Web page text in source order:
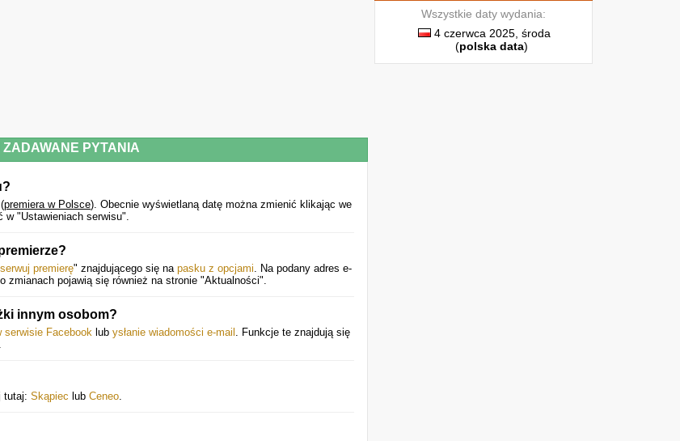
PYTANIA
premiera w Polsce). Obecnie wyświetlaną datę można zmienić klikając we
w "Ustawieniach serwisu".
premierę" znajdującego się na pasku z opcjami. Na podany adres e-
zmianach pojawią się również na stronie "Aktualności".
innym osobom?
serwisie Facebook lub ysłanie wiadomości e-mail . Funkcje te znajdują się
tutaj: Skąpiec lub Ceneo.
Wszystkie daty wydania:
4 czerwca 2025, środa
(polska data)